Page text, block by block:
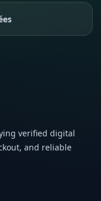
verified digital
and reliable